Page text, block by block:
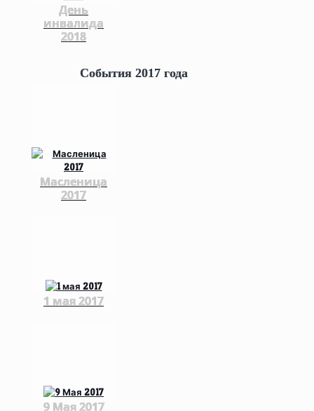
День
инвалида
2018
События 2017 года
Масленица
2017
1 мая 2017
9 Мая 2017